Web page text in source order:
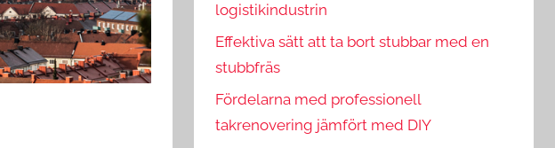
logistikindustrin
Effektiva sätt att ta bort stubbar med en
stubbfräs
Fördelarna med professionell
takrenovering jämfört med DIY